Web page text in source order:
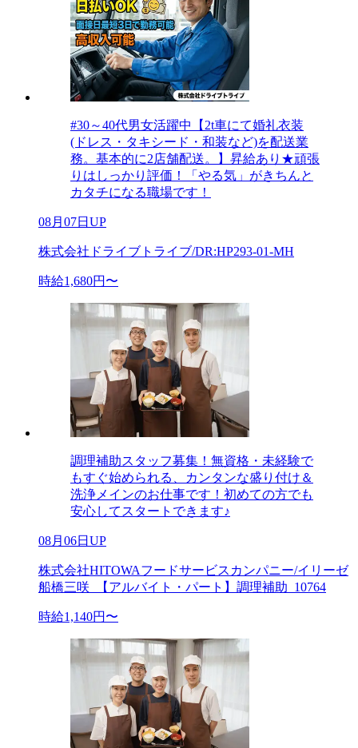
#30～40代男女活躍中【2t車にて婚礼衣装
(ドレス・タキシード・和装など)を配送業
務。基本的に2店舗配送。】昇給あり★頑張
りはしっかり評価！「やる気」がきちんと
カタチになる職場です！
08月07日UP
株式会社ドライブトライブ/DR:HP293-01-MH
時給1,680円〜
調理補助スタッフ募集！無資格・未経験で
もすぐ始められる、カンタンな盛り付け＆
洗浄メインのお仕事です！初めての方でも
安心してスタートできます♪
08月06日UP
株式会社HITOWAフードサービスカンパニー/イリーゼ
船橋三咲_【アルバイト・パート】調理補助_10764
時給1,140円〜